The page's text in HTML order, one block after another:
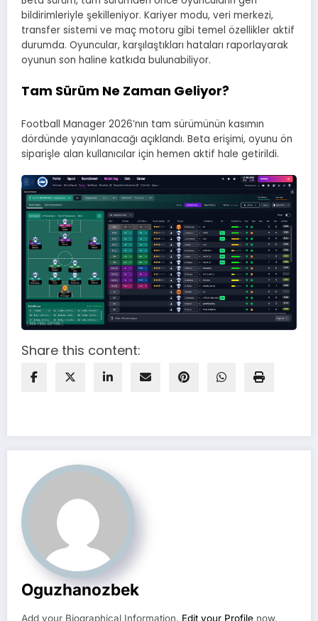
bildirimleriyle şekilleniyor. Kariyer modu, veri merkezi,
transfer sistemi ve maç motoru gibi temel özellikler aktif
durumda. Oyuncular, karşılaştıkları hataları raporlayarak
oyunun son haline katkıda bulunabiliyor.
Tam Sürüm Ne Zaman Geliyor?
Football Manager 2026’nın tam sürümünün kasımın
dördünde yayınlanacağı açıklandı. Beta erişimi, oyunu ön
siparişle alan kullanıcılar için hemen aktif hale getirildi.
Share this content:
Oguzhanozbek
Add your Biographical Information. Edit your Profile now.